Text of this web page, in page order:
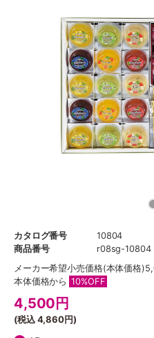
カタログ番号
10804
商品番号
r08sg-10804
メーカー希望小売価格(本体価格
本体価格から 10%OFF
4,500 円
(税込4,860円)